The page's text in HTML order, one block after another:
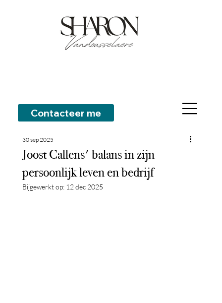
Contacteer me
Joost Callens' balans in zijn
persoonlijk leven en bedrijf
30 sep 2025
Bijgewerkt op: 12 dec 2025